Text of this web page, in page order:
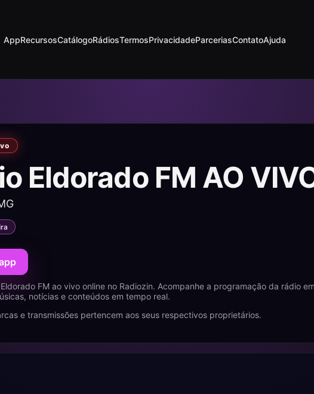
AppRecursosCatálogoRádiosTermosPrivacidadeParceriasContatoAjuda
Eldorado FM AO
FM ao vivo online no Radiozin. Acompanhe a programação da rádio
notícias e conteúdos em tempo real.
e transmissões pertencem aos seus respectivos proprietários.